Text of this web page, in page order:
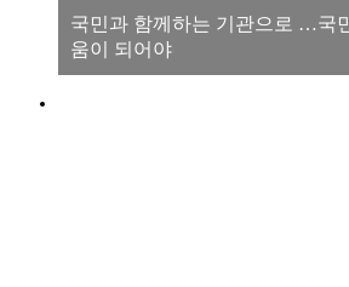
국민과 함께하는 기관으로 …국
움이 되어야